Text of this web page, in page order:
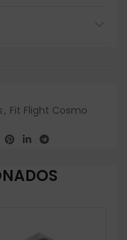
, Fit Flight Cosmo